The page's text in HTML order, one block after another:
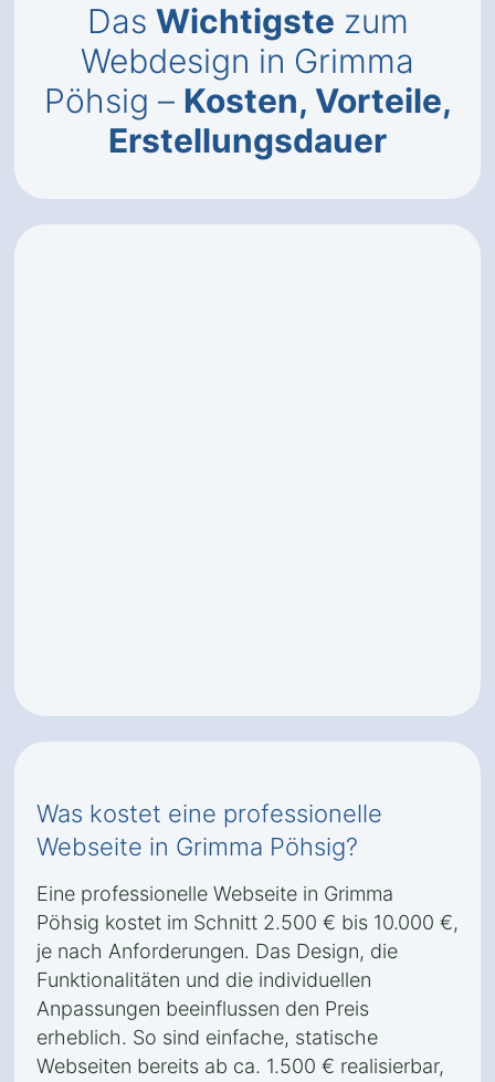
Das Wichtigste zum
Webdesign in Grimma
Pöhsig – Kosten, Vorteile,
Erstellungsdauer
Was kostet eine professionelle
Webseite in Grimma Pöhsig?
Eine professionelle Webseite in Grimma
Pöhsig kostet im Schnitt 2.500 € bis 10.000 €,
je nach Anforderungen. Das Design, die
Funktionalitäten und die individuellen
Anpassungen beeinflussen den Preis
erheblich. So sind einfache, statische
Webseiten bereits ab ca. 1.500 € realisierbar,